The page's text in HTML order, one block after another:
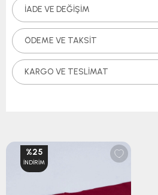
İADE VE DEĞIŞIM
ÖDEME VE TAKSIT
KARGO VE TESLIMAT
%25
İNDIRIM